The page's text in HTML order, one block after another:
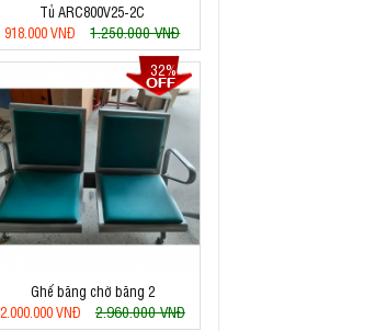
Tủ ARC800V25-2C
918.000 VNĐ
1.250.000 VNĐ
32%
Ghế băng chờ băng 2
2.000.000 VNĐ
2.960.000 VNĐ